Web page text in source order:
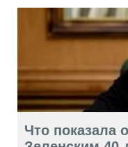
Что показала